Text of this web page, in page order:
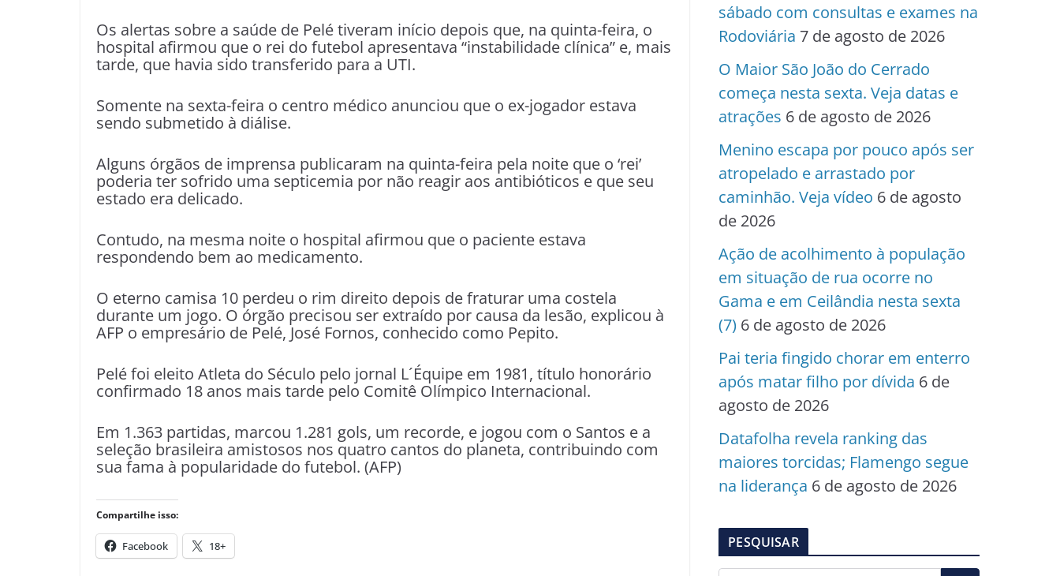
Os alertas sobre a saúde de Pelé tiveram início depois que, na quinta-feira, o
hospital afirmou que o rei do futebol apresentava “instabilidade clínica” e, mais
tarde, que havia sido transferido para a UTI.
Somente na sexta-feira o centro médico anunciou que o ex-jogador estava
sendo submetido à diálise.
Alguns órgãos de imprensa publicaram na quinta-feira pela noite que o ‘rei’
poderia ter sofrido uma septicemia por não reagir aos antibióticos e que seu
estado era delicado.
Contudo, na mesma noite o hospital afirmou que o paciente estava
respondendo bem ao medicamento.
O eterno camisa 10 perdeu o rim direito depois de fraturar uma costela
durante um jogo. O órgão precisou ser extraído por causa da lesão, explicou à
AFP o empresário de Pelé, José Fornos, conhecido como Pepito.
Pelé foi eleito Atleta do Século pelo jornal L´Équipe em 1981, título honorário
confirmado 18 anos mais tarde pelo Comitê Olímpico Internacional.
Em 1.363 partidas, marcou 1.281 gols, um recorde, e jogou com o Santos e a
seleção brasileira amistosos nos quatro cantos do planeta, contribuindo com
sua fama à popularidade do futebol. (AFP)
Compartilhe isso:
Facebook 18+
sábado com consultas e exames na
Rodoviária 7 de agosto de 2026
O Maior São João do Cerrado
começa nesta sexta. Veja datas e
atrações 6 de agosto de 2026
Menino escapa por pouco após ser
atropelado e arrastado por
caminhão. Veja vídeo 6 de agosto
de 2026
Ação de acolhimento à população
em situação de rua ocorre no
Gama e em Ceilândia nesta sexta
(7) 6 de agosto de 2026
Pai teria fingido chorar em enterro
após matar filho por dívida 6 de
agosto de 2026
Datafolha revela ranking das
maiores torcidas; Flamengo segue
na liderança 6 de agosto de 2026
PESQUISAR